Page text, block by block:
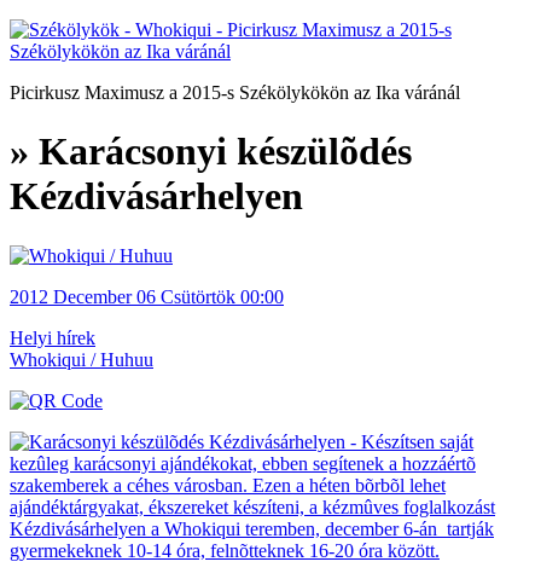
Picirkusz Maximusz a 2015-s Székölykökön az Ika váránál
» Karácsonyi készülõdés
Kézdivásárhelyen
2012 December 06 Csütörtök 00:00
Helyi hírek
Whokiqui / Huhuu